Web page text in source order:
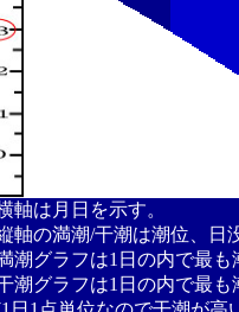
軸は月日を示す。
軸の満潮/干潮は潮位、
潮グラフは1日の内で最
潮グラフは1日の内で最